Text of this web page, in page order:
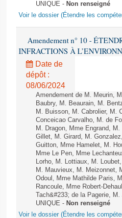
UNIQUE - Non renseigné
Voir le dossier (Étendre les
Amendement n° 10 -
INFRACTIONS À
Date de
dépôt :
08/06/2024
Amendement de M. Meurin,
Baubry, M. Beaurain, M.
M. Buisson, M. Cabrolier, M.
Conceicao Carvalho, M. de
M. Dragon, Mme Engrand,
Gillet, M. Girard, M.
Guitton, Mme Hamelet, M.
Mme Le Pen, Mme
Lorho, M. Lottiaux, M.
M. Mauvieux, M. Meizonnet,
Odoul, Mme Mathilde Paris,
Rancoule, Mme Robert-
Tach&#233; de la Pagerie,
UNIQUE - Non renseigné
Voir le dossier (Étendre les